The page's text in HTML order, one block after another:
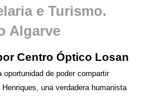
e Turismo.
Algarve
Centro Óptico Losan
de poder compartir
una verdadera humanista